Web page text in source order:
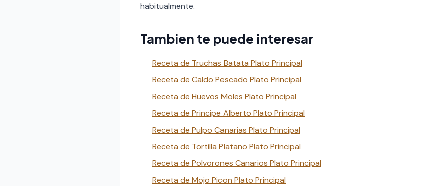
habitualmente.
Tambien te puede interesar
Receta de Truchas Batata Plato Principal
Receta de Caldo Pescado Plato Principal
Receta de Huevos Moles Plato Principal
Receta de Principe Alberto Plato Principal
Receta de Pulpo Canarias Plato Principal
Receta de Tortilla Platano Plato Principal
Receta de Polvorones Canarios Plato Principal
Receta de Mojo Picon Plato Principal